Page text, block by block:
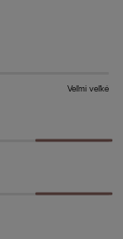
Veľmi veľké